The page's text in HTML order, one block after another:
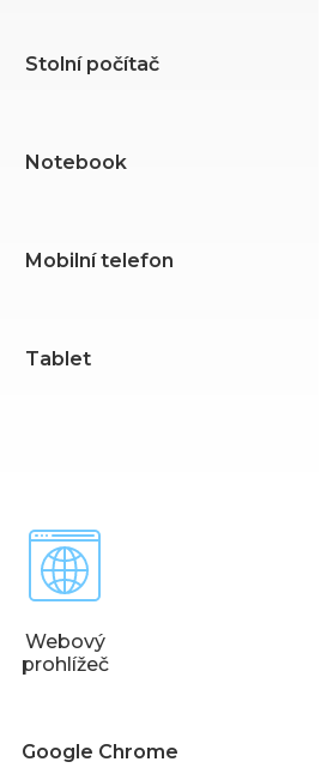
Stolní počítač
Notebook
Mobilní telefon
Tablet
Webový
prohlížeč
Google Chrome